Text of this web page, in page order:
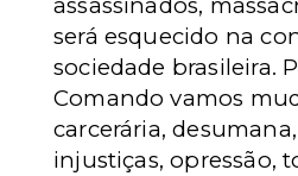
será esquecido na
sociedade brasileira.
Comando vamos
carcerária,
injustiças, opressão,